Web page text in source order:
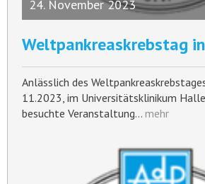
24. November 2023
Weltpankreaskrebstag
Anlässlich des
11.2023, im Universitätsklinikum
besuchte Veranstaltung… mehr